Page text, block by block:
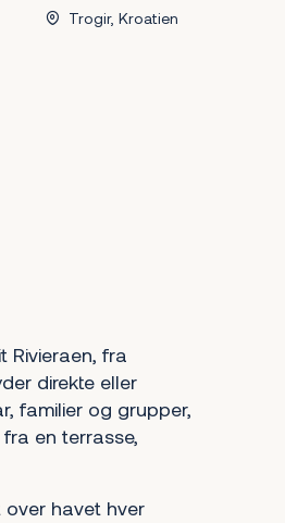
Trogir, Kroatien
Rivieraen, fra
direkte eller
familier og grupper,
en terrasse,
havet hver